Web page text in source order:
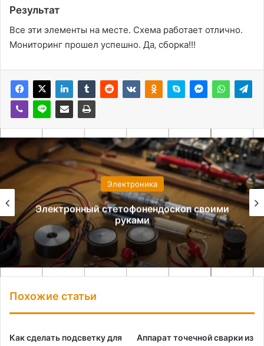
Результат
Все эти элементы на месте. Схема работает отлично.
Мониторинг прошел успешно. Да‚ сборка!!!
Электроника
Электронный стетофонендоскоп своими
руками
Похожие статьи
Как сделать подсветку для
Аппарат точечной сварки из